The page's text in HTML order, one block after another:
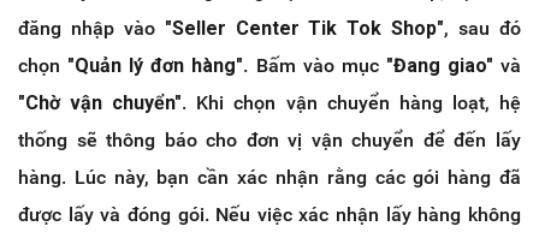
đăng nhập vào "Seller Center Tik Tok Shop", sau đó
chọn "Quản lý đơn hàng". Bấm vào mục"Đang giao" và
"Chờ vận chuyển". Khi chọn vận chuyển hàng loạt, hệ
thống sẽ thông báo cho đơn vị vận chuyển để đến lấy
hàng. Lúc này, bạn cần xác nhận rằng các gói hàng đã
được lấy và đóng gói. Nếu việc xác nhận lấy hàng không